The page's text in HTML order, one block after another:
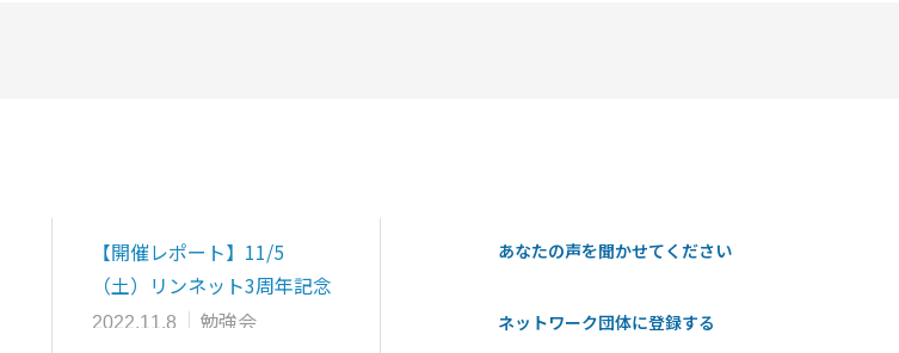
【開催レポート】11/5
（土）リンネット3周年記念
特別企画 第２弾 …
2022.11.8 勉強会
あなたの声を聞かせてください
ネットワーク団体に登録する